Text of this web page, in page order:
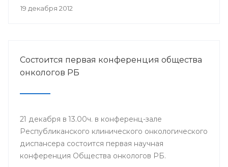
Башкортостан Лилия Гумерова.
19 декабря 2012
Состоится первая конференция общества
онкологов РБ
21 декабря в 13.00ч. в конференц-зале
Республиканского клинического онкологического
диспансера состоится первая научная
конференция Общества онкологов РБ.